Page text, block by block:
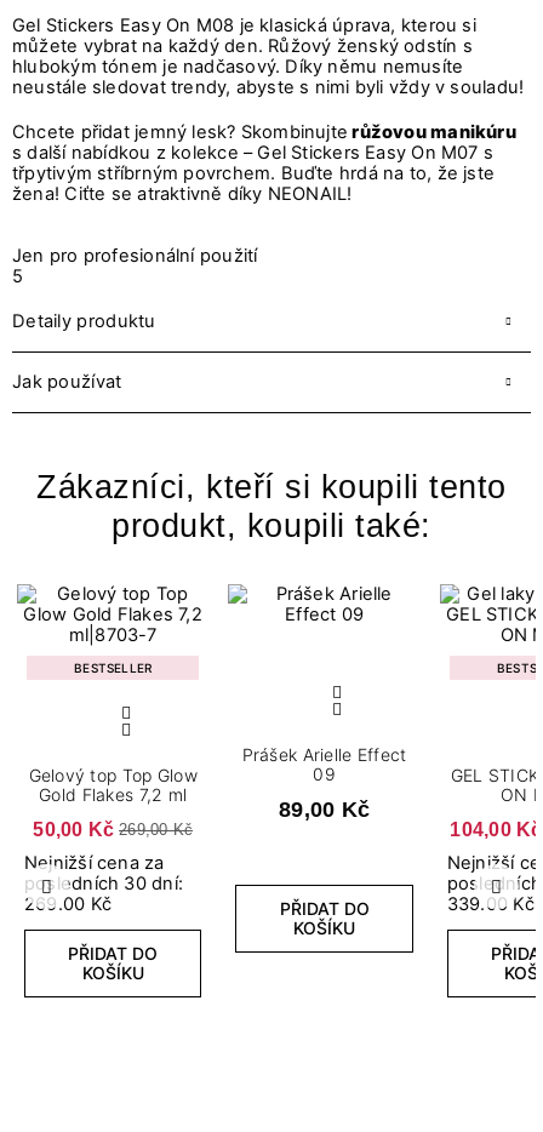
Gel Stickers Easy On M08 je klasická úprava, kterou si
můžete vybrat na každý den. Růžový ženský odstín s
hlubokým tónem je nadčasový. Díky němu nemusíte
neustále sledovat trendy, abyste s nimi byli vždy v souladu!
Chcete přidat jemný lesk? Skombinujte růžovou manikúru
s další nabídkou z kolekce – Gel Stickers Easy On M07 s
třpytivým stříbrným povrchem. Buďte hrdá na to, že jste
žena! Ciťte se atraktivně díky NEONAIL!
Jen pro profesionální použití
5
Detaily produktu
Jak používat
Zákazníci, kteří si koupili tento
produkt, koupili také:
Předchozí Další
BESTSELLER
Gelový top Top Glow
Gold Flakes 7,2 ml
50,00 Kč 269,00 Kč
Nejnižší cena za
posledních 30 dní:
269.00 Kč
PŘIDAT DO
KOŠÍKU
Prášek Arielle Effect
09
89,00 Kč
PŘIDAT DO
KOŠÍKU
GEL
ON
104,00 Kč
Nejnižší
339.00 Kč